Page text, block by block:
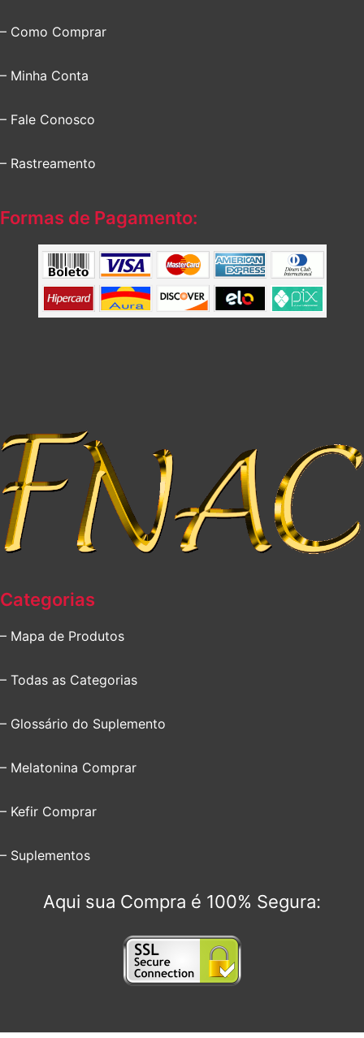
– Como Comprar
– Minha Conta
– Fale Conosco
– Rastreamento
Formas de Pagamento:
Categorias
– Mapa de Produtos
– Todas as Categorias
– Glossário do Suplemento
– Melatonina Comprar
– Kefir Comprar
– Suplementos
Aqui sua Compra é 100% Segura: